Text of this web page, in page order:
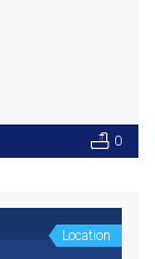
0
Location